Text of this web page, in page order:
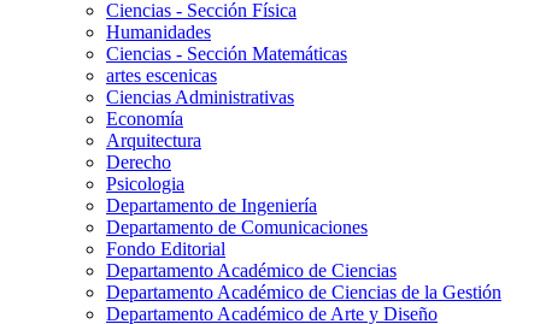
Ciencias - Sección Física
Humanidades
Ciencias - Sección Matemáticas
artes escenicas
Ciencias Administrativas
Economía
Arquitectura
Derecho
Psicologia
Departamento de Ingeniería
Departamento de Comunicaciones
Fondo Editorial
Departamento Académico de Ciencias
Departamento Académico de Ciencias de la Gestión
Departamento Académico de Arte y Diseño